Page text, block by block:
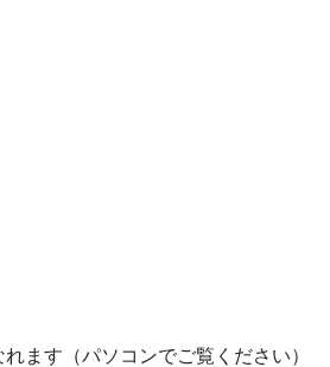
ます（パソコンでご覧ください）